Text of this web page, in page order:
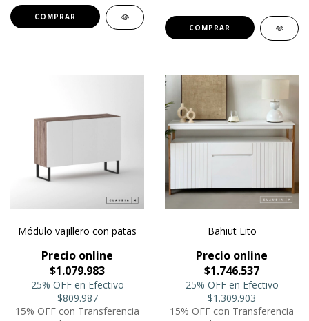
COMPRAR
COMPRAR
Módulo vajillero con patas
Precio online
$1.079.983
25% OFF en Efectivo
$809.987
15% OFF con Transferencia
Bahiut Lito
Precio online
$1.746.537
25% OFF en Efectivo
$1.309.903
15% OFF con Transferencia